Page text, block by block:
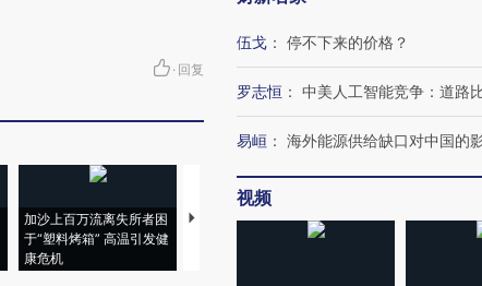
· 回复
加沙上百万流离失所者困
于“塑料烤箱” 高温引发健
康危机
视线｜HYROX的吸金
术：是什么让中产们甘
马航飞行员跨国走
粒摇头丸 尿检体内含
伍戈 ： 停不下来的价格？
罗志恒 ： 中美人工智能竞争：道路
易峘 ： 海外能源供给缺口对中国的
视频